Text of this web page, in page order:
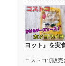
ヨット』を実
コストコで販